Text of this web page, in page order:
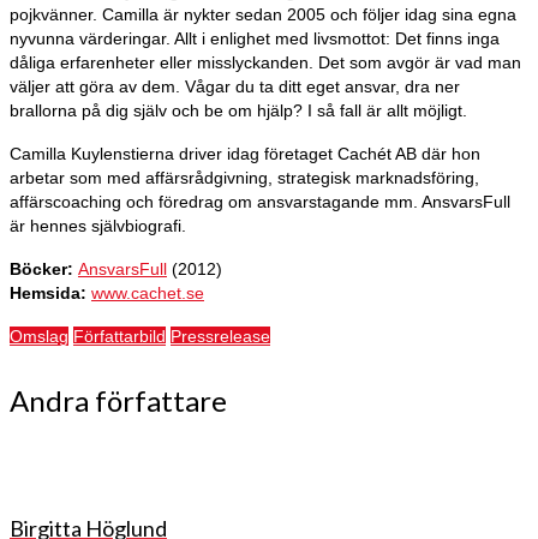
pojkvänner. Camilla är nykter sedan 2005 och följer idag sina egna
nyvunna värderingar. Allt i enlighet med livsmottot: Det finns inga
dåliga erfarenheter eller misslyckanden. Det som avgör är vad man
väljer att göra av dem. Vågar du ta ditt eget ansvar, dra ner
brallorna på dig själv och be om hjälp? I så fall är allt möjligt.
Camilla Kuylenstierna driver idag företaget Cachét AB där hon
arbetar som med affärsrådgivning, strategisk marknadsföring,
affärscoaching och föredrag om ansvarstagande mm. AnsvarsFull
är hennes självbiografi.
Böcker: AnsvarsFull (2012)
Hemsida: www.cachet.se
Omslag Författarbild Pressrelease
Andra författare
Birgitta Höglund